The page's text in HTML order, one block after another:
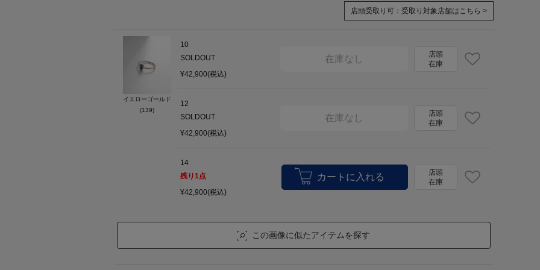
店頭受取り可： 受取り対象店舗はこちら >
イエローゴールド
(139)
10
SOLDOUT
¥42,900(税込)
在庫なし
店頭
在庫
12
SOLDOUT
¥42,900(税込)
在庫なし
店頭
在庫
14
残り1点
¥42,900(税込)
店頭
在庫
この画像に似たアイテムを探す